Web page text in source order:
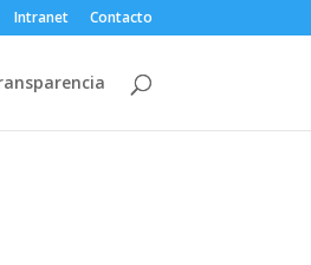
Intranet Contacto